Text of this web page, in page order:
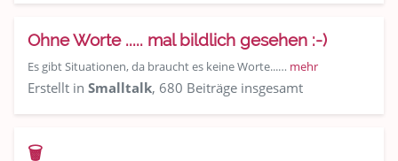
Ohne Worte ..... mal bildlich gesehen :-)
Es gibt Situationen, da braucht es keine Worte...… mehr
Erstellt in Smalltalk, 680 Beiträge insgesamt
🗑